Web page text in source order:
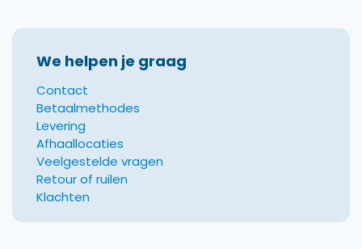
We helpen je graag
Contact
Betaalmethodes
Levering
Afhaallocaties
Veelgestelde vragen
Retour of ruilen
Klachten